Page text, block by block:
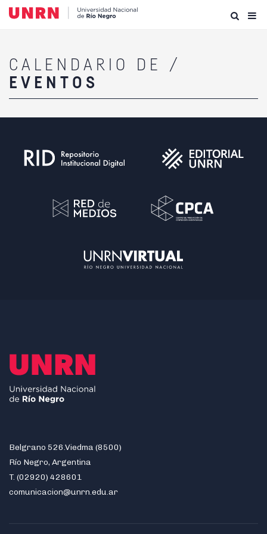
CALENDARIO DE /
EVENTOS
Belgrano 526.Viedma (8500)
Río Negro, Argentina
T. (02920) 428601
comunicacion@unrn.edu.ar